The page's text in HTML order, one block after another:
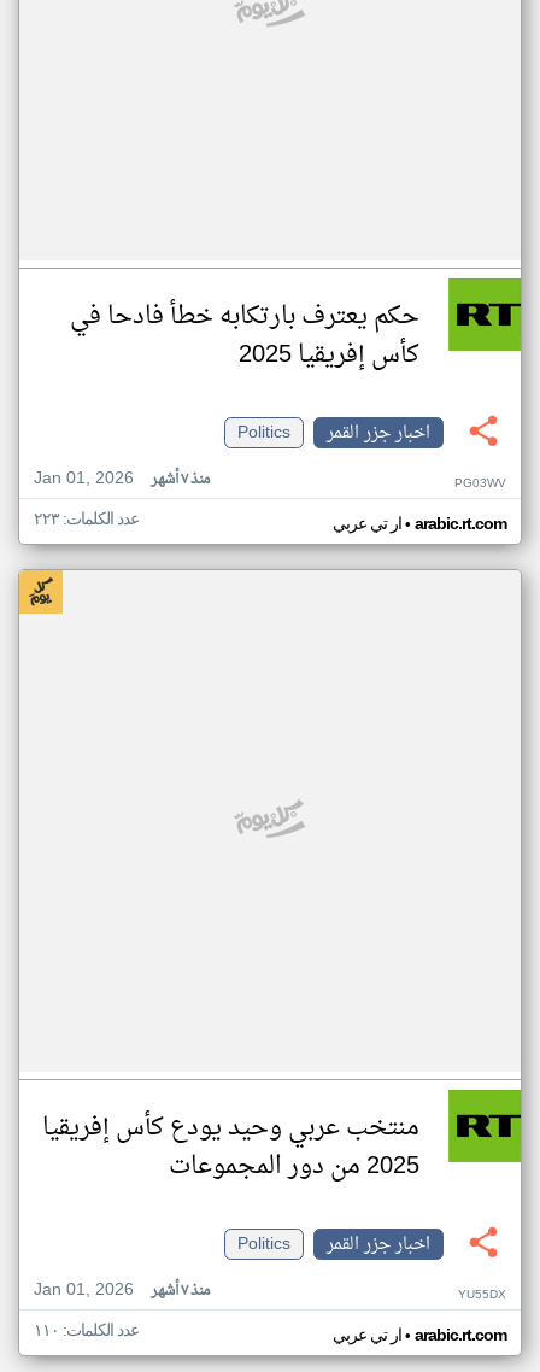
حكم يعترف بارتكابه خطأ فادحا في
كأس إفريقيا 2025
اخبار جزر القمر
Politics
Jan 01, 2026
منذ ٧ أشهر PG03WV
ار تي عربي• arabic.rt.com عدد الكلمات: ٢٢٣
منتخب عربي وحيد يودع كأس إفريقيا
2025 من دور المجموعات
اخبار جزر القمر
Politics
Jan 01, 2026
منذ ٧ أشهر YU55DX
ار تي عربي• arabic.rt.com عدد الكلمات: ١١٠